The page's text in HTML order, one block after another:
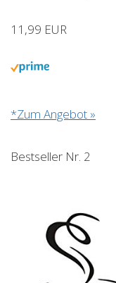
11,99 EUR
*Zum Angebot »
Bestseller Nr. 2